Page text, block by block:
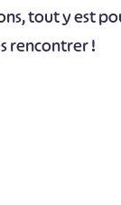
tout y est
rencontrer !